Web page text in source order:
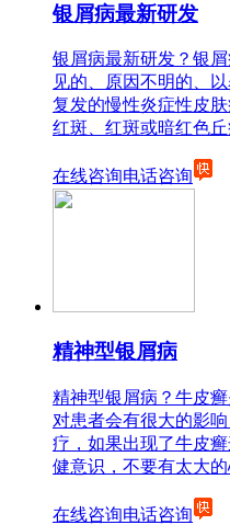
银屑病最新研发
银屑病最新研发？银
见的、原因不明的、
复发的慢性炎症性皮
红斑、红斑或暗红色
在线咨询电话咨询
精神型银屑病
精神型银屑病？牛皮
对患者会有很大的影
疗，如果出现了牛皮
健意识，不要有太大
在线咨询电话咨询